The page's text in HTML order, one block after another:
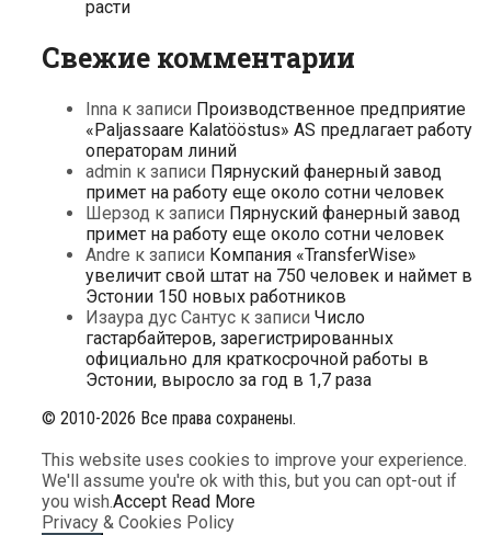
расти
Свежие комментарии
Inna к записи Производственное предприятие
«Paljassaare Kalatööstus» AS предлагает работу
операторам линий
admin к записи Пярнуский фанерный завод
примет на работу еще около сотни человек
Шерзод к записи Пярнуский фанерный завод
примет на работу еще около сотни человек
Andre к записи Компания «TransferWise»
увеличит свой штат на 750 человек и наймет в
Эстонии 150 новых работников
Изаура дус Сантус к записи Число
гастарбайтеров, зарегистрированных
официально для краткосрочной работы в
Эстонии, выросло за год в 1,7 раза
© 2010-2026 Все права сохранены.
This website uses cookies to improve your experience.
We'll assume you're ok with this, but you can opt-out if
you wish.Accept Read More
Privacy & Cookies Policy